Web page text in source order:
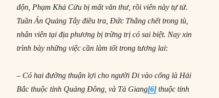
độn, Phạm Khả Cửu bị mất văn thư, rồi viên này tự tử.
Tuần Án Quảng Tây điều tra, Đức Thắng chết trong tù,
nhân viên tại địa phương bị trừng trị có sai biệt. Nay xin
trình bày những việc cần làm tốt trong tương lai:
– Có hai đường thuận lợi cho người Di vào cống là Hải
Bắc thuộc tỉnh Quảng Đông, và Tả Giang[6] thuộc tỉnh